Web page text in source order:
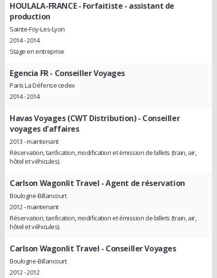
HOULALA-FRANCE- Forfaitiste - assistant de
production
Sainte-Foy-Les-Lyon
2014 - 2014
Stage en entreprise
Egencia FR- Conseiller Voyages
Paris La Défense cedex
2014 - 2014
Havas Voyages (CWT Distribution)- Conseiller
voyages d'affaires
2013 - maintenant
Réservation, tarification, modification et émission de billets (train, air,
hôtel et véhicules).
Carlson Wagonlit Travel - Agent de réservation
Boulogne-Billancourt
2012 - maintenant
Réservation, tarification, modification et émission de billets (train, air,
hôtel et véhicules).
Carlson Wagonlit Travel - Conseiller Voyages
Boulogne-Billancourt
2012 - 2012